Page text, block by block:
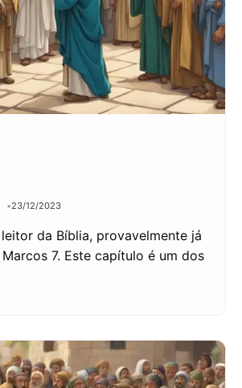
23/12/2023
da Bíblia, provavelmente já
7. Este capítulo é um dos